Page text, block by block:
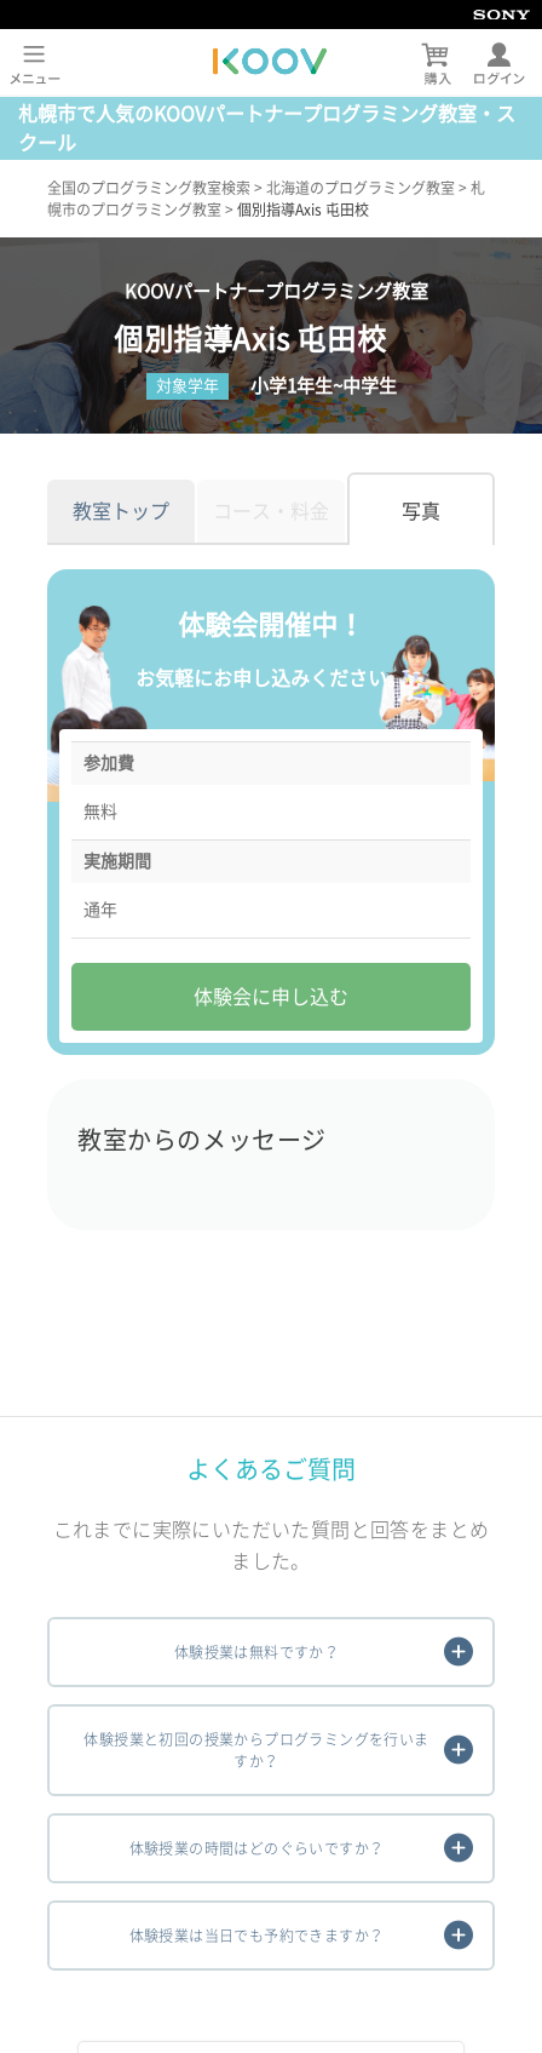
札幌市で人気のKOOVパートナープログラミング教室・ス
クール
全国のプログラミング教室検索 > 北海道のプログラミング教室 > 札
幌市のプログラミング教室 > 個別指導Axis 屯田校
KOOVパートナープログラミング教室
個別指導Axis 屯田校
対象学年 小学1年生~中学生
教室トップ コース・料金 写真
体験会開催中！
お気軽にお申し込みください。
参加費
無料
実施期間
通年
体験会に申し込む
教室からのメッセージ
よくあるご質問
これまでに実際にいただいた質問と回答をまとめ
ました。
体験授業は無料ですか？
体験授業と初回の授業からプログラミングを行いま
すか？
体験授業の時間はどのぐらいですか？
体験授業は当日でも予約できますか？